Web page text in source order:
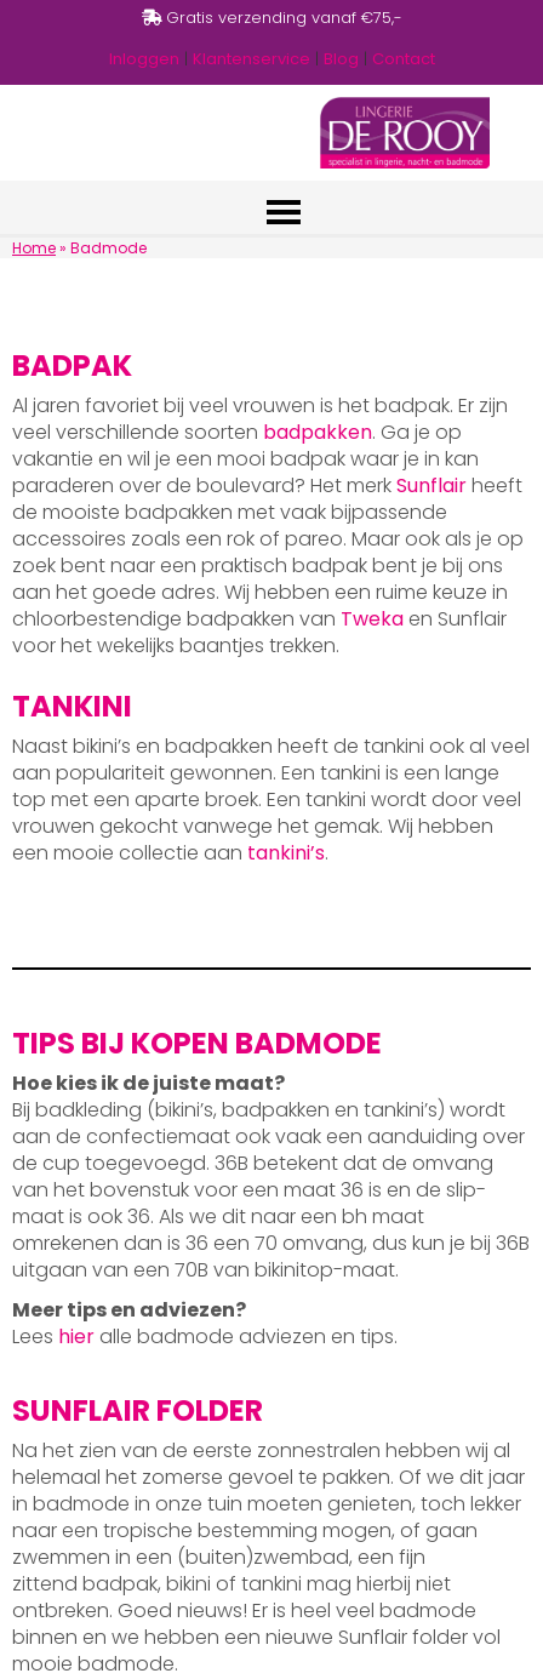
Gratis verzending vanaf €75,-
Inloggen | Klantenservice | Blog | Contact
Home» Badmode
BADPAK
Al jaren favoriet bij veel vrouwen is het badpak. Er zijn
veel verschillende soorten badpakken. Ga je op
vakantie en wil je een mooi badpak waar je in kan
paraderen over de boulevard? Het merkSunflairheeft
de mooiste badpakken met vaak bijpassende
accessoires zoals een rok of pareo. Maar ook als je op
zoek bent naar een praktisch badpak bent je bij ons
aan het goede adres. Wij hebben een ruime keuze in
chloorbestendige badpakken van Tweka en Sunflair
voor het wekelijks baantjes trekken.
TANKINI
Naast bikini’s en badpakken heeft de tankini ook al veel
aan populariteit gewonnen. Een tankini is een lange
top met een aparte broek. Een tankini wordt door veel
vrouwen gekocht vanwege het gemak. Wij hebben
een mooie collectie aan tankini’s.
TIPS BIJ KOPEN BADMODE
Hoe kies ik de juiste maat?
Bij badkleding (bikini’s, badpakken en tankini’s) wordt
aan de confectiemaat ook vaak een aanduiding over
de cup toegevoegd. 36B betekent dat de omvang
van het bovenstuk voor een maat 36 is en de slip-
maat is ook 36. Als we dit naar een bh maat
omrekenen dan is 36 een 70 omvang, dus kun je bij 36B
uitgaan van een 70B van bikinitop-maat.
Meer tips en adviezen?
Lees hier alle badmode adviezen en tips.
SUNFLAIR FOLDER
Na het zien van de eerste zonnestralen hebben wij al
helemaal het zomerse gevoel te pakken. Of we dit jaar
in badmode in onze tuin moeten genieten, toch lekker
naar een tropische bestemming mogen, of gaan
zwemmen in een (buiten)zwembad, een fijn
zittend badpak, bikini of tankini mag hierbij niet
ontbreken. Goed nieuws! Er is heel veel badmode
binnen en we hebben een nieuwe Sunflair folder vol
mooie badmode.